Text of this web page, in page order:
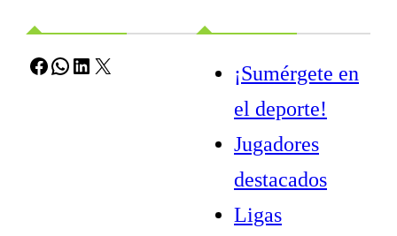
Facebook WhatsApp LinkedIn X
¡Sumérgete en
el deporte!
Jugadores
destacados
Ligas